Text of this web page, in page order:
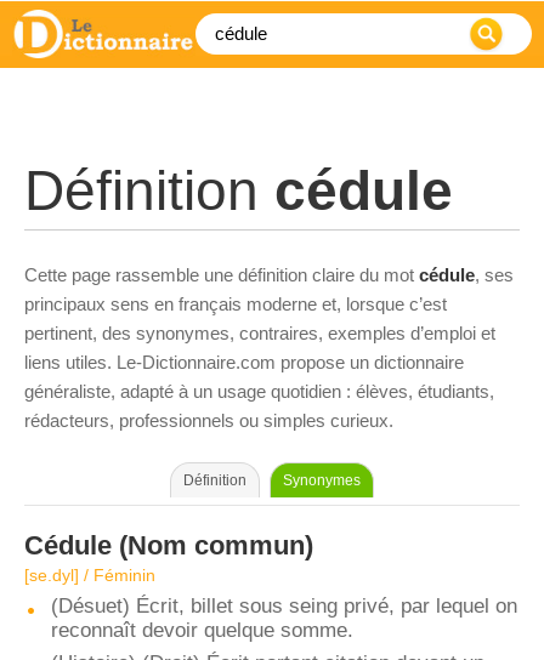
Définition cédule
Cette page rassemble une définition claire du mot cédule, ses
principaux sens en français moderne et, lorsque c’est
pertinent, des synonymes, contraires, exemples d’emploi et
liens utiles. Le-Dictionnaire.com propose un dictionnaire
généraliste, adapté à un usage quotidien : élèves, étudiants,
rédacteurs, professionnels ou simples curieux.
Définition Synonymes
Cédule (Nom commun)
[se.dyl] / Féminin
(Désuet) Écrit, billet sous seing privé, par lequel on
reconnaît devoir quelque somme.